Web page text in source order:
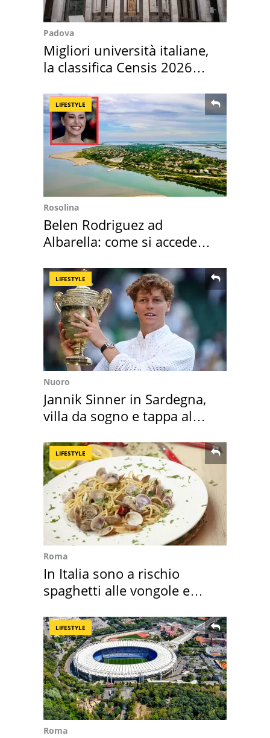
Padova
Migliori università italiane,
la classifica Censis 2026
LIFESTYLE
Rosolina
Belen Rodriguez ad
Albarella: come si accede
LIFESTYLE
Nuoro
Jannik Sinner in Sardegna,
villa da sogno e tappa al
LIFESTYLE
Roma
In Italia sono a rischio
spaghetti alle vongole e
LIFESTYLE
Roma